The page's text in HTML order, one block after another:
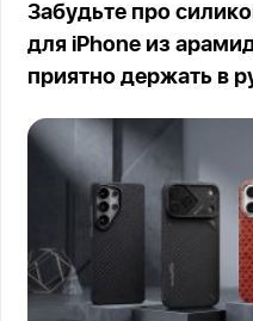
Забудьте про
для iPhone из
приятно держать в